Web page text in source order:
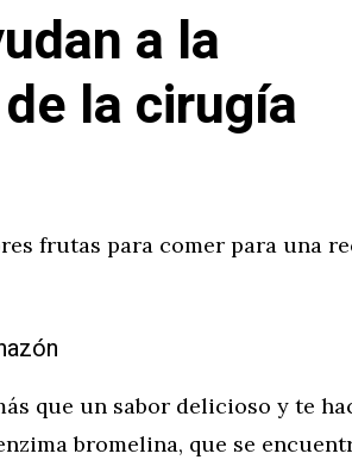
a la
la cirugía
frutas para comer para una
que un sabor delicioso y te
bromelina, que se